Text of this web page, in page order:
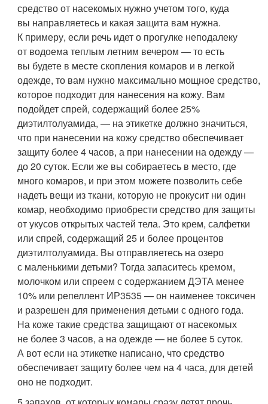
средство от насекомых нужно учетом того, куда
вы направляетесь и какая защита вам нужна.
К примеру, если речь идет о прогулке неподалеку
от водоема теплым летним вечером — то есть
вы будете в месте скопления комаров и в легкой
одежде, то вам нужно максимально мощное средство,
которое подходит для нанесения на кожу. Вам
подойдет спрей, содержащий более 25%
диэтилтолуамида, — на этикетке должно значиться,
что при нанесении на кожу средство обеспечивает
защиту более 4 часов, а при нанесении на одежду —
до 20 суток. Если же вы собираетесь в место, где
много комаров, и при этом можете позволить себе
надеть вещи из ткани, которую не прокусит ни один
комар, необходимо приобрести средство для защиты
от укусов открытых частей тела. Это крем, салфетки
или спрей, содержащий 25 и более процентов
диэтилтолуамида. Вы отправляетесь на озеро
с маленькими детьми? Тогда запаситесь кремом,
молочком или спреем с содержанием ДЭТА менее
10% или репеллент ИР3535 — он наименее токсичен
и разрешен для применения детьми с одного года.
На коже такие средства защищают от насекомых
не более 3 часов, а на одежде — не более 5 суток.
А вот если на этикетке написано, что средство
обеспечивает защиту более чем на 4 часа, для детей
оно не подходит.